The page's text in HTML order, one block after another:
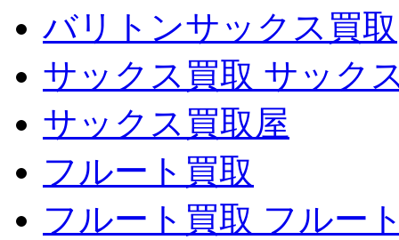
バリトンサックス買取
サックス買取 サック
サックス買取屋
フルート買取
フルート買取 フルー